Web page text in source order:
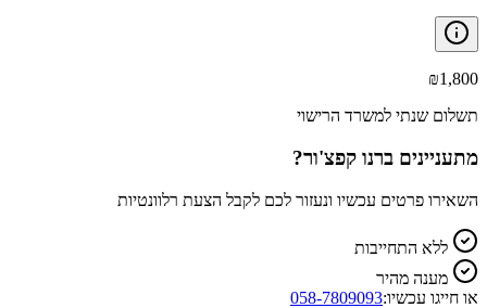
₪1,800
תשלום שנתי למשרד הרישוי
מתעניינים ברנו קפצ'ור?
השאירו פרטים עכשיו ונעזור לכם לקבל הצעת רלוונטיות
ללא התחייבות
מענה מהיר
או חייגו עכשיו:058-7809093